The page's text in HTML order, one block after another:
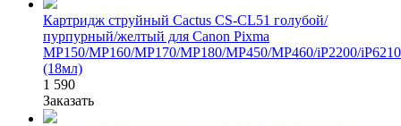
Картридж струйный Cactus CS-CL51 голубой/
пурпурный/желтый для Canon Pixma
MP150/MP160/MP170/MP180/MP450/MP460/iP2200/
(18мл)
1 590
Заказать